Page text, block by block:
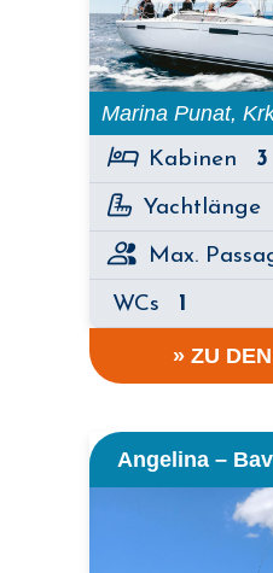
Marina Punat,
Kabinen 3
Yachtlänge
Max.
WCs 1
» ZU
Angelina –